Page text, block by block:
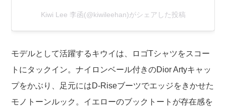
Kiwi Lee 李函(@kiwileehan)がシェアした投稿
モデルとして活躍するキウイは、ロゴTシャツをスコー
トにタックイン。ナイロンベール付きのDior Artyキャッ
プをかぶり、足元にはD-Riseブーツでエッジをきかせた
モノトーンルック。イエローのブックトートが存在感を